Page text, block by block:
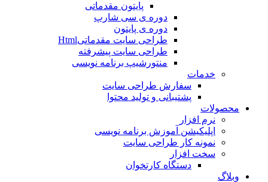
پایتون مقدماتی
دوره ی سی شارپ
دوره ی پایتون
طراحی سایت مقدماتیHtml
طراحی سایت پیشرفته
منتورشیپ برنامه نویسی
خدمات
سفارش طراحی سایت
پشتیبانی و تولید محتوا
محصولات
نرم افزار
اپلیکیشن آموزش برنامه نویسی
نمونه کار طراحی سایت
سخت افزار
دستگاه کارتخوان
وبلاگ